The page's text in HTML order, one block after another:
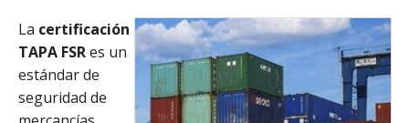
La certificación
TAPA FSRes un
estándar de
seguridad de